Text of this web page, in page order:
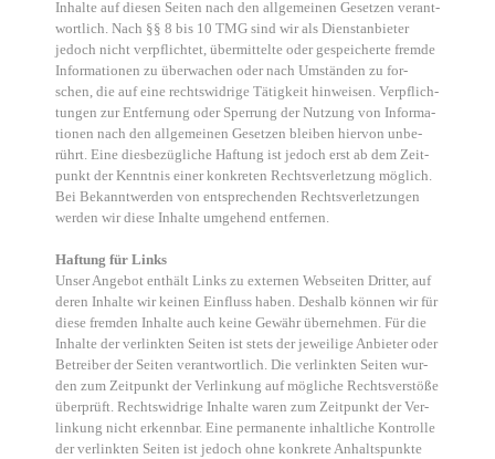
Inhal­te auf die­sen Sei­ten nach den all­ge­mei­nen Geset­zen ver­ant­
wort­lich. Nach §§ 8 bis 10 TMG sind wir als Dienst­an­bie­ter
jedoch nicht ver­pflich­tet, über­mit­tel­te oder gespei­cher­te frem­de
Infor­ma­tio­nen zu über­wa­chen oder nach Umstän­den zu for­
schen, die auf eine rechts­wid­ri­ge Tätig­keit hin­wei­sen. Ver­pflich­
tun­gen zur Ent­fer­nung oder Sper­rung der Nut­zung von Infor­ma­
tio­nen nach den all­ge­mei­nen Geset­zen blei­ben hier­von unbe­
rührt. Eine dies­be­züg­li­che Haf­tung ist jedoch erst ab dem Zeit­
punkt der Kennt­nis einer kon­kre­ten Rechts­ver­let­zung mög­lich.
Bei Bekannt­wer­den von ent­spre­chen­den Rechts­ver­let­zun­gen
wer­den wir die­se Inhal­te umge­hend ent­fer­nen.
Haf­tung für Links
Unser Ange­bot ent­hält Links zu exter­nen Web­sei­ten Drit­ter, auf
deren Inhal­te wir kei­nen Ein­fluss haben. Des­halb kön­nen wir für
die­se frem­den Inhal­te auch kei­ne Gewähr über­neh­men. Für die
Inhal­te der ver­link­ten Sei­ten ist stets der jewei­li­ge Anbie­ter oder
Betrei­ber der Sei­ten ver­ant­wort­lich. Die ver­link­ten Sei­ten wur­
den zum Zeit­punkt der Ver­lin­kung auf mög­li­che Rechts­ver­stö­ße
über­prüft. Rechts­wid­ri­ge Inhal­te waren zum Zeit­punkt der Ver­
lin­kung nicht erkenn­bar. Eine per­ma­nen­te inhalt­li­che Kon­trol­le
der ver­link­ten Sei­ten ist jedoch ohne kon­kre­te Anhalts­punk­te